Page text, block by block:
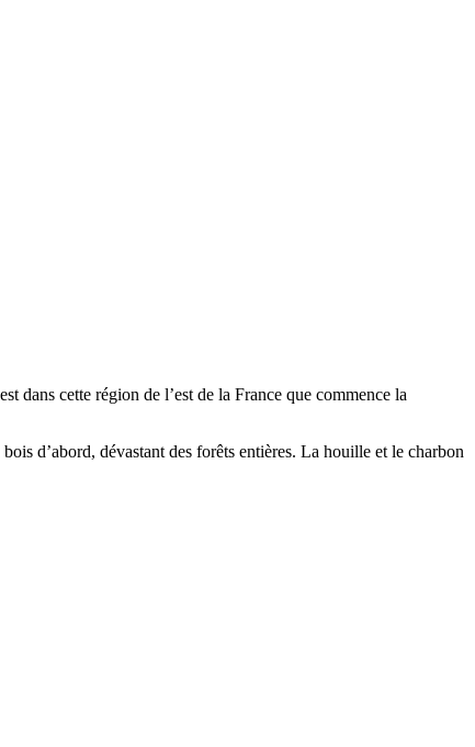
dans cette région de l’est de la France que commence la
d’abord, dévastant des forêts entières. La houille et le charbon